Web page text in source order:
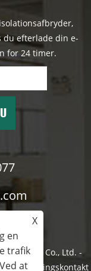
du efterlade din e-
for 24 timer.
Export Co., Ltd. -
belastningskontakt
X
en
trafik
at